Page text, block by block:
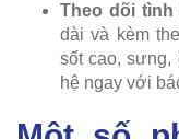
Theo dõi
dài và kèm
sốt cao, sưng,
hệ ngay với